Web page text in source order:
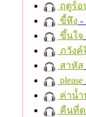
ฤดูร้อ
ขี้หึง -
ขึ้นใจ
ภวังค์
สาหัส
please
ค่าน้
คืนที่ด